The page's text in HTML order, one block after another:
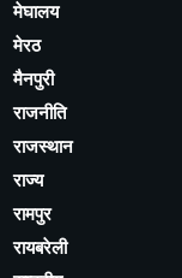
मेघालय
मेरठ
मैनपुरी
राजनीति
राजस्थान
राज्य
रामपुर
रायबरेली